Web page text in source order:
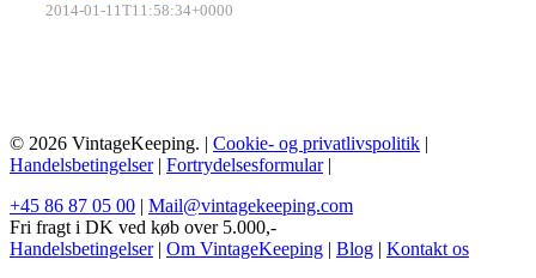
2014-01-11T11:58:34+0000
© 2026 VintageKeeping. | Cookie- og privatlivspolitik |
Handelsbetingelser| Fortrydelsesformular|
+45 86 87 05 00 | Mail@vintagekeeping.com
Fri fragt i DK ved køb over 5.000,-
Handelsbetingelser| Om VintageKeeping | Blog | Kontakt os